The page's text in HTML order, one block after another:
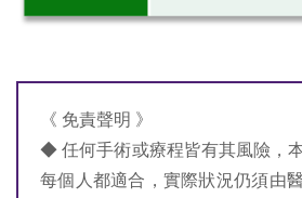
《 免責聲明 》
◆ 任何手術或療程皆有其風險，
每個人都適合，實際狀況仍須由